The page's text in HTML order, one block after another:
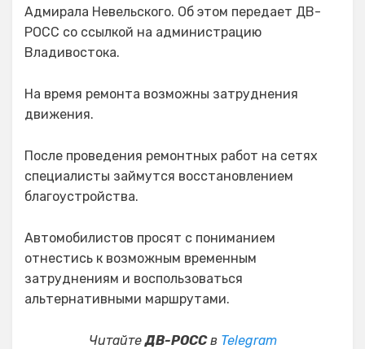
Адмирала Невельского. Об этом передает ДВ-
РОСС со ссылкой на администрацию
Владивостока.
На время ремонта возможны затруднения
движения.
После проведения ремонтных работ на сетях
специалисты займутся восстановлением
благоустройства.
Автомобилистов просят с пониманием
отнестись к возможным временным
затруднениям и воспользоваться
альтернативными маршрутами.
ЧитайтеДВ-РОССв Telegram